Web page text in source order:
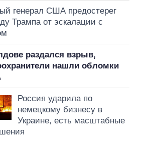
генерал США предостерег
Трампа от эскалации с
раздался взрыв,
нашли обломки
Россия ударила по
немецкому бизнесу в
Украине, есть масштабные